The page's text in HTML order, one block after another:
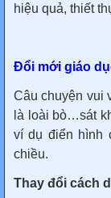
hiệu quả, thiết
Đổi mới giáo
Câu chuyện vui
là loài bò…sát
ví dụ điển hình
chiều.
Thay đổi cách